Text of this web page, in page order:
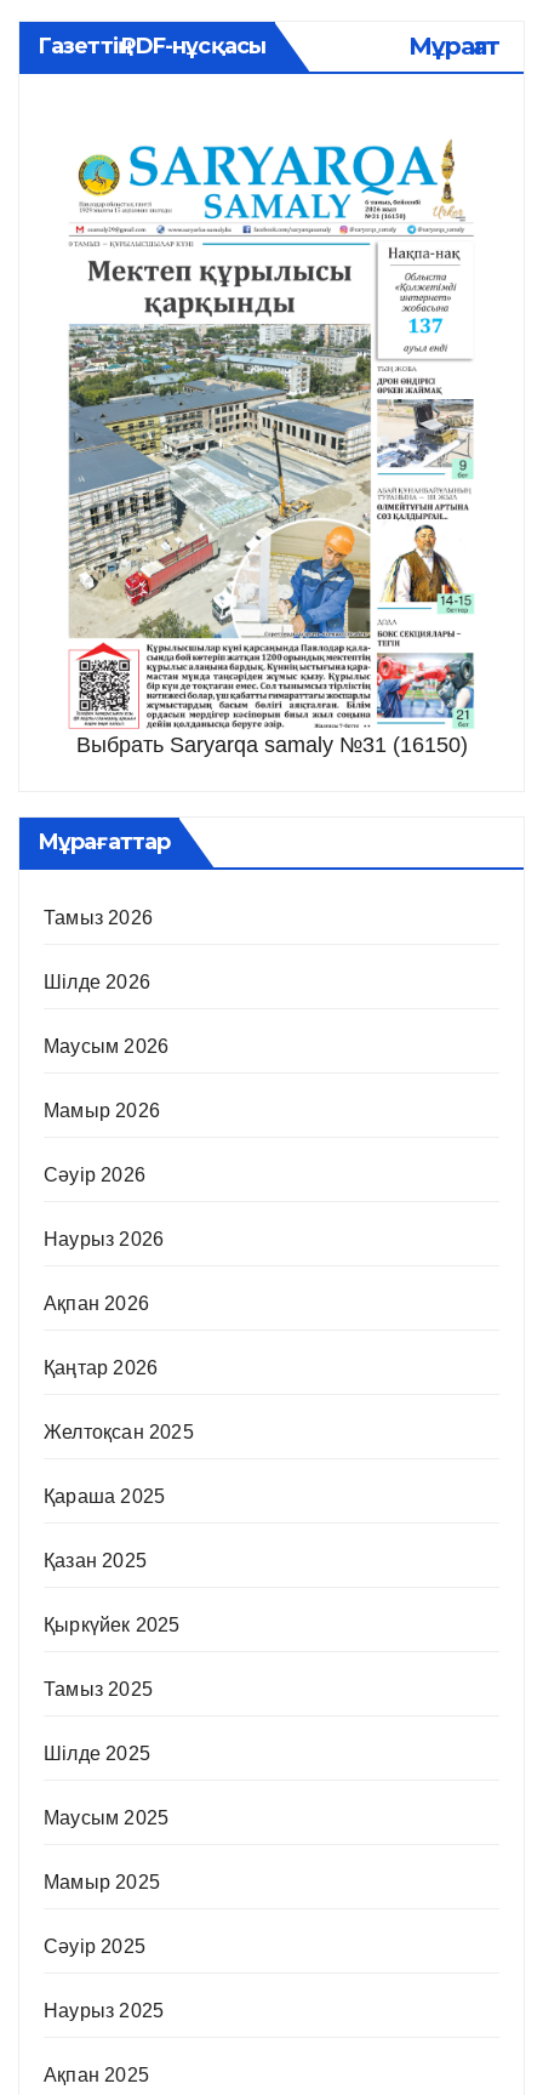
Газеттің PDF-нұсқасы Мұрағат
Выбрать Saryarqa samaly №31 (16150)
Мұрағаттар
Тамыз 2026
Шілде 2026
Маусым 2026
Мамыр 2026
Сәуір 2026
Наурыз 2026
Ақпан 2026
Қаңтар 2026
Желтоқсан 2025
Қараша 2025
Қазан 2025
Қыркүйек 2025
Тамыз 2025
Шілде 2025
Маусым 2025
Мамыр 2025
Сәуір 2025
Наурыз 2025
Ақпан 2025